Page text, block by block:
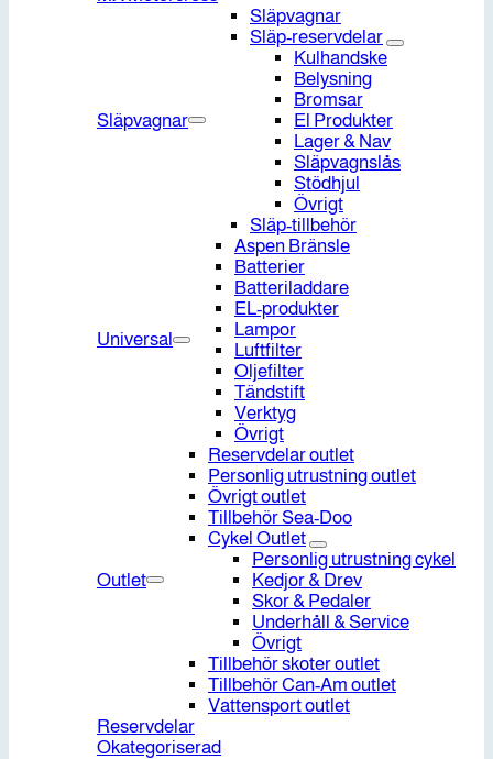
Släpvagnar
Släpvagnar
Släp-reservdelar
Kulhandske
Belysning
Bromsar
El Produkter
Lager & Nav
Släpvagnslås
Stödhjul
Övrigt
Släp-tillbehör
Universal
Aspen Bränsle
Batterier
Batteriladdare
EL-produkter
Lampor
Luftfilter
Oljefilter
Tändstift
Verktyg
Övrigt
Outlet
Reservdelar outlet
Personlig utrustning outlet
Övrigt outlet
Tillbehör Sea-Doo
Cykel Outlet
Personlig utrustning cykel
Kedjor & Drev
Skor & Pedaler
Underhåll & Service
Övrigt
Tillbehör skoter outlet
Tillbehör Can-Am outlet
Vattensport outlet
Reservdelar
Okategoriserad